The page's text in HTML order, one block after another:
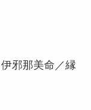
邪那美命／縁